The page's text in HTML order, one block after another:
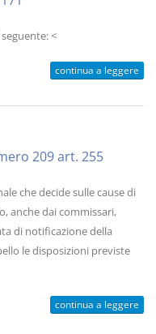
<
continua a leggere
209 art. 255
che decide sulle cause di
anche dai commissari,
di notificazione della
le disposizioni previste
continua a leggere